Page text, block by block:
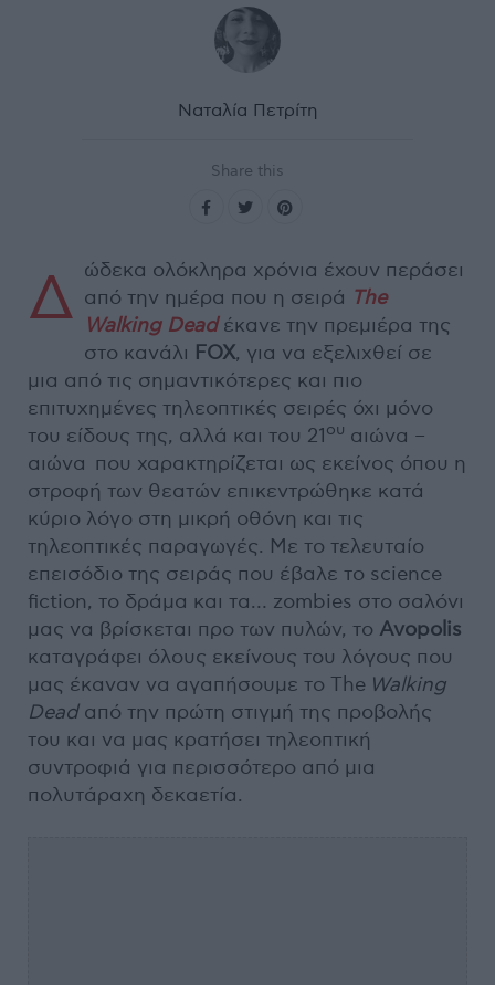
Ναταλία Πετρίτη
Share this
Δ ώδεκα ολόκληρα χρόνια έχουν περάσει
από την ημέρα που η σειρά The
Walking Dead έκανε την πρεμιέρα της
στο κανάλι FOX, για να εξελιχθεί σε
μια από τις σημαντικότερες και πιο
επιτυχημένες τηλεοπτικές σειρές όχι μόνο
του είδους της, αλλά και του 21ου αιώνα –
αιώνα που χαρακτηρίζεται ως εκείνος όπου η
στροφή των θεατών επικεντρώθηκε κατά
κύριο λόγο στη μικρή οθόνη και τις
τηλεοπτικές παραγωγές. Με το τελευταίο
επεισόδιο της σειράς που έβαλε το science
fiction, το δράμα και τα… zombies στο σαλόνι
μας να βρίσκεται προ των πυλών, το Avopolis
καταγράφει όλους εκείνους του λόγους που
μας έκαναν να αγαπήσουμε το The Walking
Dead από την πρώτη στιγμή της προβολής
του και να μας κρατήσει τηλεοπτική
συντροφιά για περισσότερο από μια
πολυτάραχη δεκαετία.